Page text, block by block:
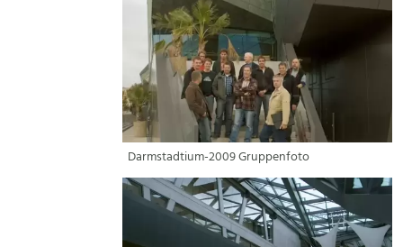
Darmstadtium-2009 Gruppenfoto